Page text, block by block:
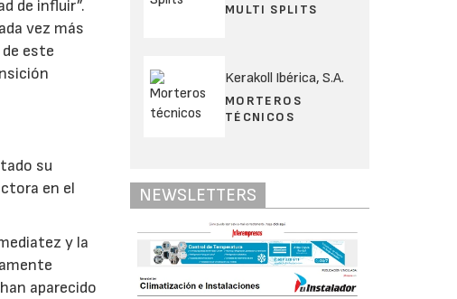
de influir”.
vez más
este
su
en el
y la
aparecido
MULTI SPLITS
Kerakoll Ibérica, S.A.
MORTEROS
TÉCNICOS
NEWSLETTERS